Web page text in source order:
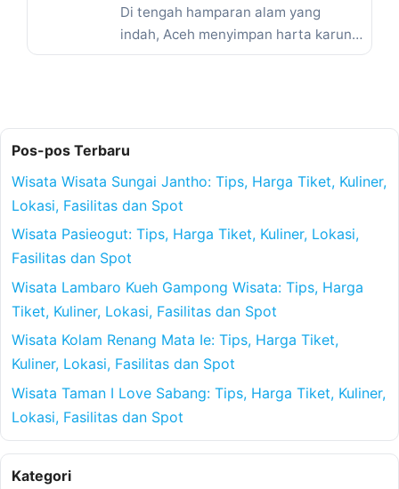
Di tengah hamparan alam yang
indah, Aceh menyimpan harta karun
berupa objek wisata religi yang ...
Pos-pos Terbaru
Wisata Wisata Sungai Jantho: Tips, Harga Tiket, Kuliner,
Lokasi, Fasilitas dan Spot
Wisata Pasieogut: Tips, Harga Tiket, Kuliner, Lokasi,
Fasilitas dan Spot
Wisata Lambaro Kueh Gampong Wisata: Tips, Harga
Tiket, Kuliner, Lokasi, Fasilitas dan Spot
Wisata Kolam Renang Mata Ie: Tips, Harga Tiket,
Kuliner, Lokasi, Fasilitas dan Spot
Wisata Taman I Love Sabang: Tips, Harga Tiket, Kuliner,
Lokasi, Fasilitas dan Spot
Kategori